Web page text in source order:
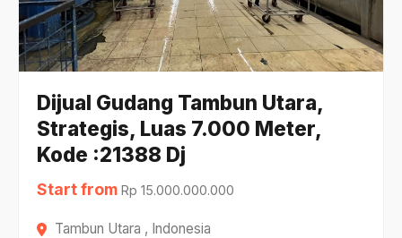
Dijual Gudang Tambun Utara,
Strategis, Luas 7.000 Meter,
Kode :21388 Dj
Start from Rp 15.000.000.000
Tambun Utara , Indonesia